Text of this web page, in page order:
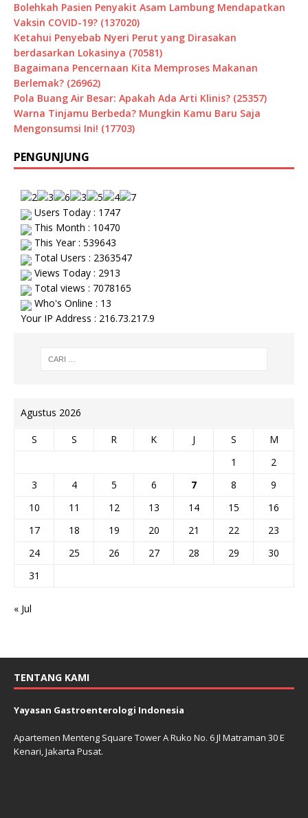
Bolehkah Pasien Penyakit Asam Lambung Mendapatkan
Vaksin COVID-19? (137020)
Ketahui Penyebab Nyeri Perut yang Dirasakan
berdasarkan Lokasinya (70581)
Bagaimana Pencernaan Kita Memproses Makanan
Berlemak? (26962)
Pola Buang Air Besar: Apakah Ada Arti Klinis? (25357)
Warna Tinjamu Berbeda? Mungkin Kamu Baru Saja
Mengonsumsi Ini! (17703)
PENGUNJUNG
Users Today : 1747
This Month : 10470
This Year : 539643
Total Users : 2363547
Views Today : 2913
Total views : 7078165
Who's Online : 13
Your IP Address : 216.73.217.9
Agustus 2026
S S R K J S
M
1
2
3
4 5 6 7 8
9
10
11 12 13 14 15
16
17
18 19 20 21 22
23
24
25 26 27 28 29
30
31
« Jul
TENTANG KAMI
Yayasan Gastroenterologi Indonesia
Apartemen Menteng Square Tower A Ruko No. 6 Jl Matraman 30 E
Kenari, Jakarta Pusat.